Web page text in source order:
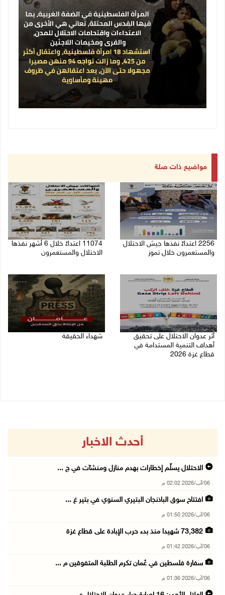
مواضيع ذات صلة
2256 اعتداءً نفذها جيش الاحتلال
والمستعمرون خلال تموز
11074 اعتداءً خلال 6 أشهر نفذها
الاحتلال والمستعمرون
أثر عدوان الاحتلال على تحقيق
أهداف التنمية المستدامة في
قطاع غزة 2026
شهداء الحقيقة
أحدث الاخبار
الاحتلال يسلّم إخطارات بهدم منازل ومنشآت في ج ...
06/آب/2026 02:02 م
افتتاح سوق الباذنجان البتيري السنوي في بتير غ ...
06/آب/2026 01:50 م
73,382 شهيدا منذ بدء حرب الإبادة على قطاع غزة
06/آب/2026 01:42 م
سفارة فلسطين في عُمان تكرم الطلبة المتفوقين م ...
06/آب/2026 01:36 م